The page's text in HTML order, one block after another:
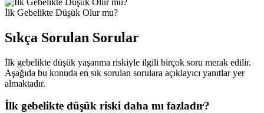
İlk Gebelikte Düşük Olur mu?
Sıkça Sorulan Sorular
İlk gebelikte düşük yaşanma riskiyle ilgili birçok soru merak edilir.
Aşağıda bu konuda en sık sorulan sorulara açıklayıcı yanıtlar yer
almaktadır.
İlk gebelikte düşük riski daha mı fazladır?